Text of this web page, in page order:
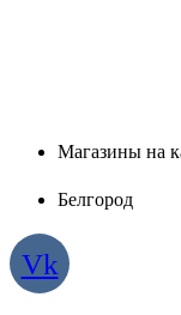
Магазины на
Белгород
Vk